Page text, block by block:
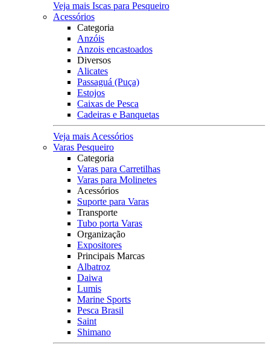
Veja mais Iscas para Pesqueiro
Acessórios
Categoria
Anzóis
Anzois encastoados
Diversos
Alicates
Passaguá (Puça)
Estojos
Caixas de Pesca
Cadeiras e Banquetas
Veja mais Acessórios
Varas Pesqueiro
Categoria
Varas para Carretilhas
Varas para Molinetes
Acessórios
Suporte para Varas
Transporte
Tubo porta Varas
Organização
Expositores
Principais Marcas
Albatroz
Daiwa
Lumis
Marine Sports
Pesca Brasil
Saint
Shimano